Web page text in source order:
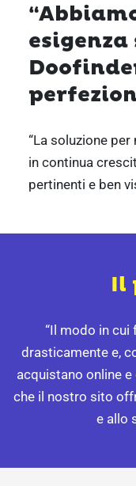
“La soluzione
in continua
pertinenti e ben
Il
“Il modo in
drasticamente e,
acquistano online
che il nostro sito
e allo